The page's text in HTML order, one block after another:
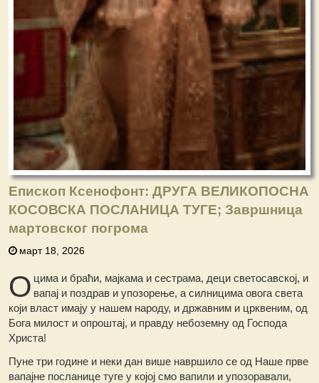
Епископ Ксенофонт: ДРУГА ВЕЛИКОПОСНА
КОСОВСКА ПОСЛАНИЦА ТУГЕ; Завршница
мартовског погрома
март 18, 2026
О цима и браћи, мајкама и сестрама, деци светосавској, и
вапај и поздрав и упозорење, а силницима овога света
који власт имају у нашем народу, и државним и црквеним, од
Бога милост и опроштај, и правду небоземну од Господа
Христа!
Пуне три године и неки дан више навршило се од Наше прве
вапајне посланице туге у којој смо вапили и упозоравали,